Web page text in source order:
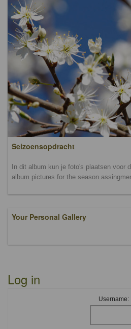
Seizoensopdracht
In dit album kun je foto's plaatsen voor
album pictures for the season
Your Personal Gallery
Log in
Username: